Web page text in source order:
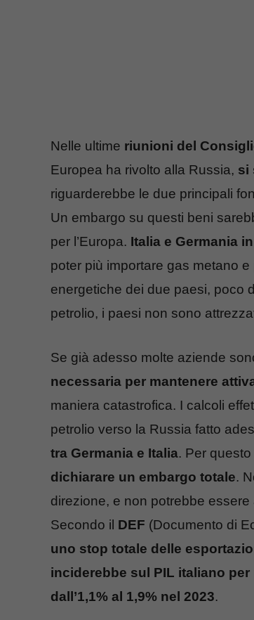
Nelle ultime riunioni del
Europea ha rivolto alla Russia, si
riguarderebbe le due principali
Un embargo su questi beni
per l’Europa. Italia e Germania
poter più importare gas metano
energetiche dei due paesi, poco
petrolio, i paesi non sono
Se già adesso molte aziende
necessaria per mantenere
maniera catastrofica. I calcoli
petrolio verso la Russia fatto
tra Germania e Italia. Per questo
dichiarare un embargo totale.
direzione, e non potrebbe essere
Secondo il DEF (Documento di
uno stop totale delle
inciderebbe sul PIL italiano per
dall’1,1% al 1,9% nel 2023.